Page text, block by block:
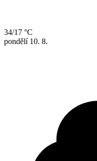
34/17 °C
pondělí 10. 8.